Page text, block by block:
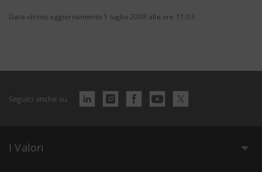
Data ultimo aggiornamento 1 luglio 2008 alle ore 11:03
Seguici anche su
I Valori